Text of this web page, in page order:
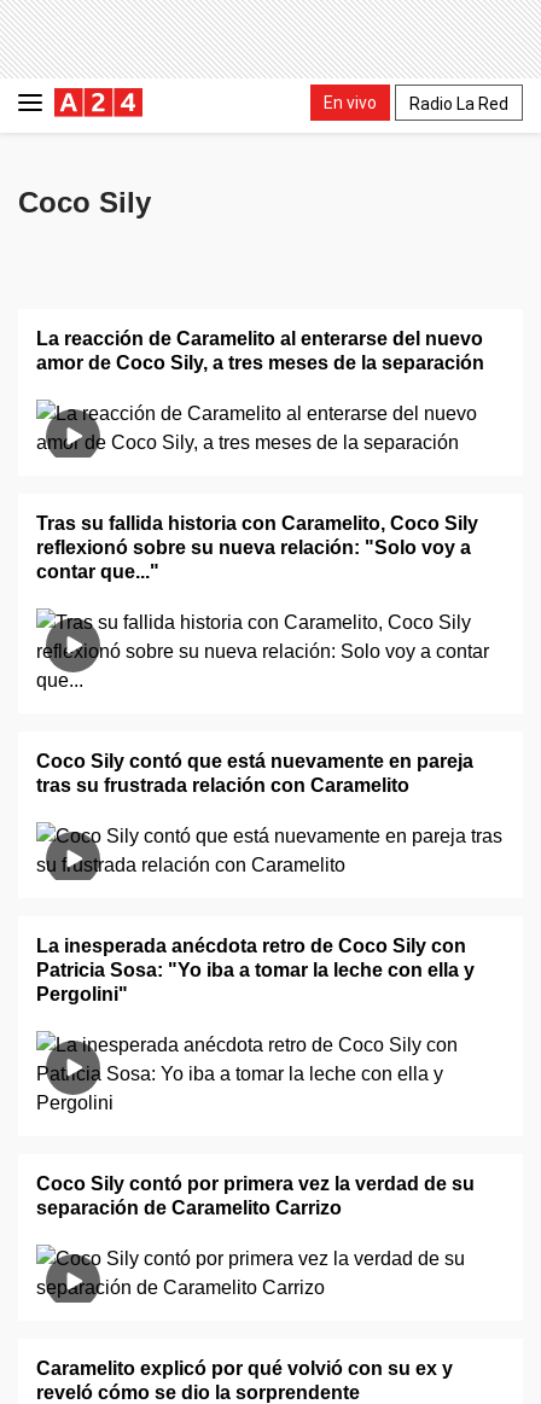
En vivo Radio La Red
Coco Sily
La reacción de Caramelito al enterarse del nuevo
amor de Coco Sily, a tres meses de la separación
Tras su fallida historia con Caramelito, Coco Sily
reflexionó sobre su nueva relación: "Solo voy a
contar que..."
Coco Sily contó que está nuevamente en pareja
tras su frustrada relación con Caramelito
La inesperada anécdota retro de Coco Sily con
Patricia Sosa: "Yo iba a tomar la leche con ella y
Pergolini"
Coco Sily contó por primera vez la verdad de su
separación de Caramelito Carrizo
Caramelito explicó por qué volvió con su ex y
reveló cómo se dio la sorprendente